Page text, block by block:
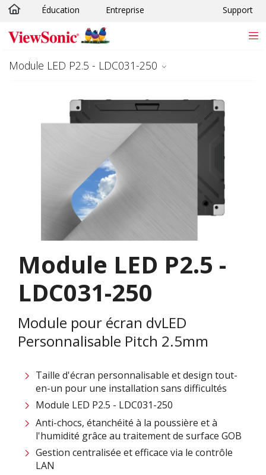
Passer au contenu principal
Éducation Entreprise Support
Module LED P2.5 - LDC031-250
Module LED P2.5 -
LDC031-250
Module pour écran dvLED
Personnalisable Pitch 2.5mm
Taille d'écran personnalisable et design tout-
en-un pour une installation sans difficultés ​
Module LED P2.5 - LDC031-250
Anti-chocs, étanchéité à la poussière et à
l'humidité grâce au traitement de surface GOB​
Gestion centralisée et efficace via le contrôle
LAN ​